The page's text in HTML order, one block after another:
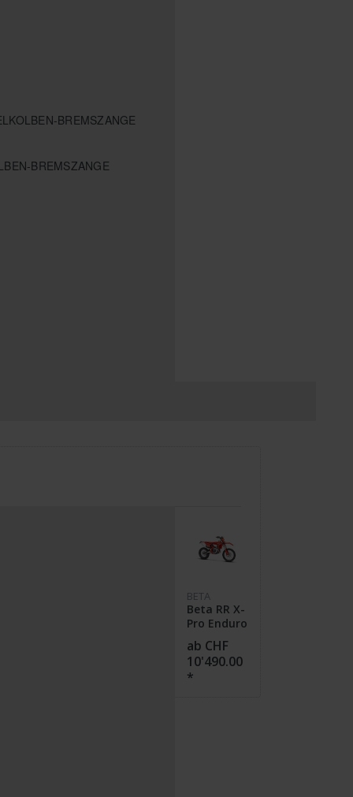
BREMSZANGE
BREMSZANGE
BETA
Beta RR X-
Pro Enduro
4T
350/390/430/480
2026
ab CHF
10'490.00
*